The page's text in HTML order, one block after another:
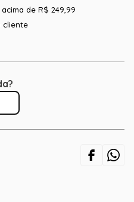
de R$ 249,99
cliente